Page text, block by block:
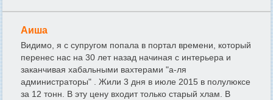
Аиша
Видимо, я с супругом попала в портал времени, который
перенес нас на 30 лет назад начиная с интерьера и
заканчивая хабальными вахтерами "а-ля
администраторы" . Жили 3 дня в июле 2015 в полулюксе
за 12 тонн. В эту цену входит только старый хлам. В